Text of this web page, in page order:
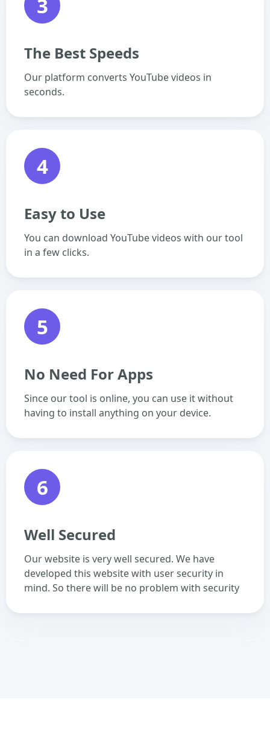
3
The Best Speeds
Our platform converts YouTube videos in
seconds.
4
Easy to Use
You can download YouTube videos with our tool
in a few clicks.
5
No Need For Apps
Since our tool is online, you can use it without
having to install anything on your device.
6
Well Secured
Our website is very well secured. We have
developed this website with user security in
mind. So there will be no problem with security